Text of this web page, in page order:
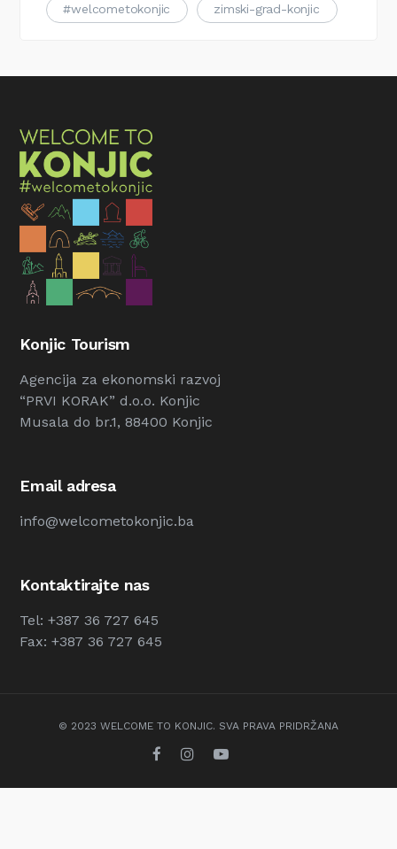
#welcometokonjic zimski-grad-konjic
Konjic Tourism
Agencija za ekonomski razvoj
“PRVI KORAK” d.o.o. Konjic
Musala do br.1, 88400 Konjic
Email adresa
info@welcometokonjic.ba
Kontaktirajte nas
Tel: +387 36 727 645
Fax: +387 36 727 645
© 2023 WELCOME TO KONJIC. SVA PRAVA PRIDRŽANA